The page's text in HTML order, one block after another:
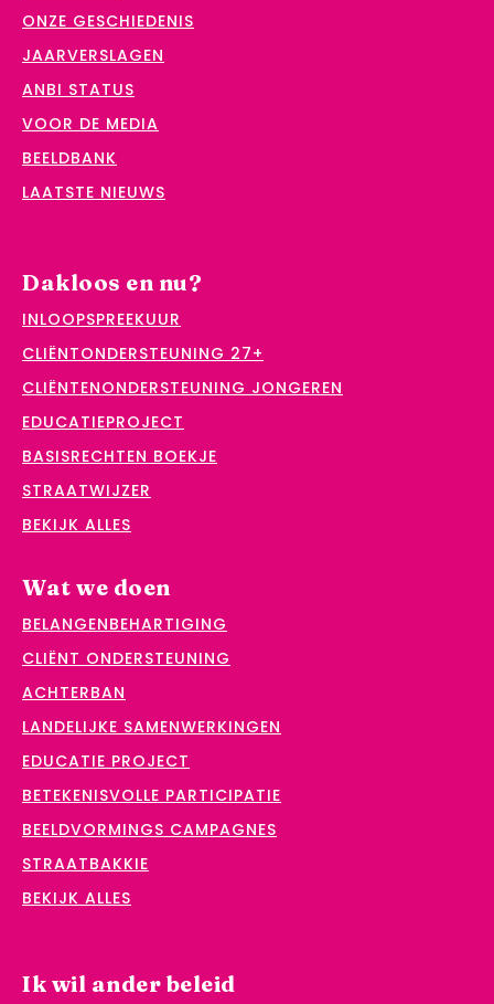
ONZE GESCHIEDENIS
JAARVERSLAGEN
ANBI STATUS
VOOR DE MEDIA
BEELDBANK
LAATSTE NIEUWS
Dakloos en nu?
INLOOPSPREEKUUR
CLIËNTONDERSTEUNING 27+
CLIËNTENONDERSTEUNING JONGEREN
EDUCATIEPROJECT
BASISRECHTEN BOEKJE
STRAATWIJZER
BEKIJK ALLES
Wat we doen
BELANGENBEHARTIGING
CLIËNT ONDERSTEUNING
ACHTERBAN
LANDELIJKE SAMENWERKINGEN
EDUCATIE PROJECT
BETEKENISVOLLE PARTICIPATIE
BEELDVORMINGS CAMPAGNES
STRAATBAKKIE
BEKIJK ALLES
Ik wil ander beleid